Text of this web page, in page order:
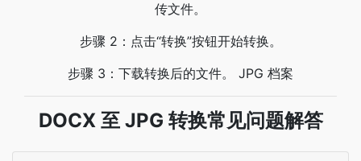
传文件。
步骤 2：点击“转换”按钮开始转换。
步骤 3：下载转换后的文件。 JPG 档案
DOCX 至 JPG 转换常见问题解答